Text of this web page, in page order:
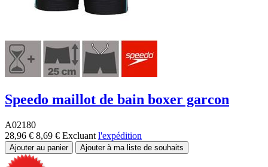
Speedo maillot de bain boxer garcon
A02180
28,96 € 8,69 € Excluant l'expédition